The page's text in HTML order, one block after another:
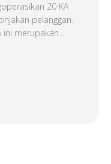
20 KA
pelanggan.
ini merupakan...